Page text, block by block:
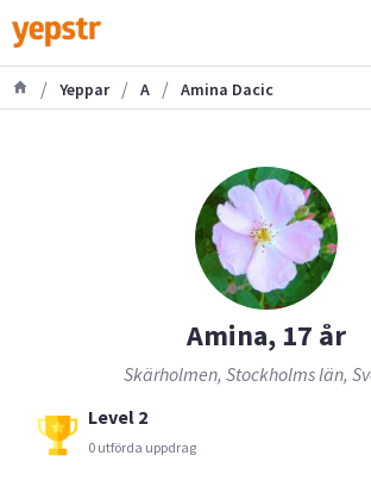
/ Yeppar / A / Amina Dacic
Amina, 17 år
Skärholmen, Stockholms län,
Level 2
0 utförda uppdrag